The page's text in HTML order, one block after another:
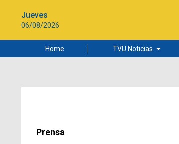
Jueves
06/08/2026
Home TVU Noticias
Ciudad
Prensa